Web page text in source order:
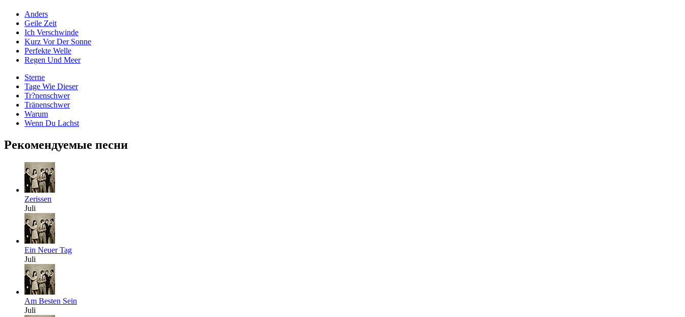
Anders
Geile Zeit
Ich Verschwinde
Kurz Vor Der Sonne
Perfekte Welle
Regen Und Meer
Sterne
Tage Wie Dieser
Tr?nenschwer
Tränenschwer
Warum
Wenn Du Lachst
Рекомендуемые песни
Zerissen
Juli
Ein Neuer Tag
Juli
Am Besten Sein
Juli